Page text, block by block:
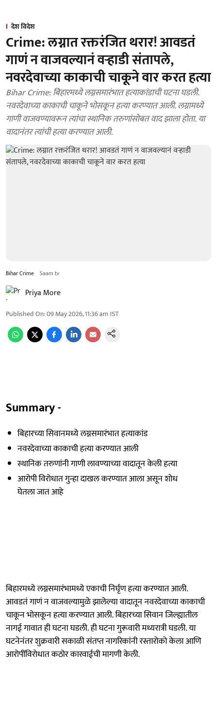
देश विदेश
Crime: लग्नात रक्तरंजित थरार! आवडतं
गाणं न वाजवल्यानं वऱ्हाडी संतापले,
नवरदेवाच्या काकाची चाकूने वार करत हत्या
Bihar Crime: बिहारमध्ये लग्नसमारंभात हत्याकांडाची घटना घडली.
नवरदेवाच्या काकाची चाकूने भोसकून हत्या करण्यात आली. लग्नामध्ये
गाणी वाजवण्यावरून त्यांचा स्थानिक तरुणांसोबत वाद झाला होता. या
वादानंतर त्यांची हत्या करण्यात आली.
Bihar Crime Saam tv
Priya More
Published On:09 May 2026, 11:36 am IST
Summary -
बिहारच्या सिवानमध्ये लग्नसमारंभात हत्याकांड
नवरदेवाच्या काकाची हत्या करण्यात आली
स्थानिक तरुणांनी गाणी लावण्याच्या वादातून केली हत्या
आरोपी विरोधात गुन्हा दाखल करण्यात आला असून शोध
घेतला जात आहे
बिहारमध्ये लग्नसमारंभामध्ये एकाची निर्घृण हत्या करण्यात आली.
आवडतं गाणं न वाजवल्यामुळे झालेल्या वादातून नवरदेवाच्या काकाची
चाकून भोसकून हत्या करण्यात आली. बिहारच्या सिवान जिल्ह्यातील
नागई गावात ही घटना घडली. ही घटना गुरूवारी मध्यरात्री घडली. या
घटनेनंतर शुक्रवारी सकाळी संतप्त नागरिकांनी रस्तारोको केला आणि
आरोपींविरोधात कठोर कारवाईची मागणी केली.